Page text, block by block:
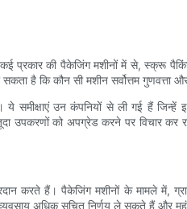
प्रकार की पैकेजिंग मशीनों में से, स्क्रू
है कि कौन सी मशीन सर्वोत्तम गुणवत्ता
समीक्षाएं उन कंपनियों से ली गई हैं
उपकरणों को अपग्रेड करने पर
करते हैं। पैकेजिंग मशीनों के मामले में,
अधिक सूचित निर्णय ले सकते हैं और